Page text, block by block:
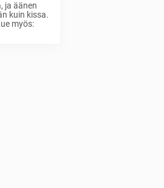
ja äänen
kuin kissa.
myös: